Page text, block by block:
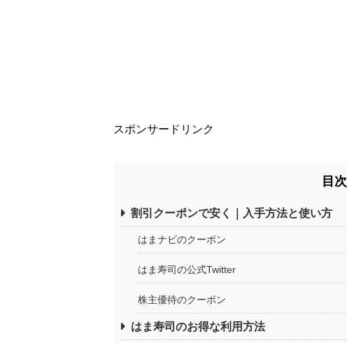
スポンサードリンク
目次
割引クーポンで安く｜入手方法と使い方
はまナビのクーポン
はま寿司の公式Twitter
株主優待のクーポン
はま寿司のお得な利用方法